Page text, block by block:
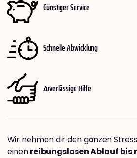
Günstiger Service
Schnelle Abwicklung
Zuverlässige Hilfe
Wir nehmen dir den ganzen
einen reibungslosen Ablauf bis